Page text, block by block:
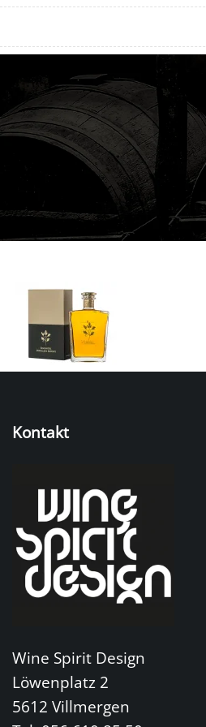
Kontakt
Wine Spirit Design
Löwenplatz 2
5612 Villmergen